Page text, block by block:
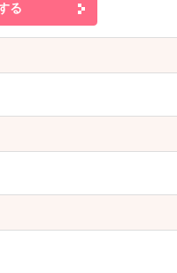
る